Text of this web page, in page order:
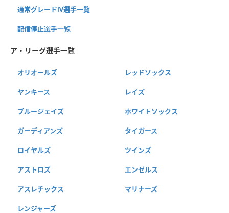
通常グレードⅣ選手一覧
配信停止選手一覧
ア・リーグ選手一覧
オリオールズ レッドソックス
ヤンキース レイズ
ブルージェイズ ホワイトソックス
ガーディアンズ タイガース
ロイヤルズ ツインズ
アストロズ エンゼルス
アスレチックス マリナーズ
レンジャーズ